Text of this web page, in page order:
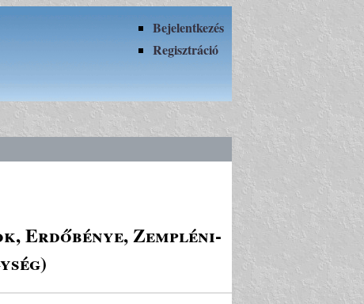
Bejelentkezés
Regisztráció
Erdőbénye, Zempléni-